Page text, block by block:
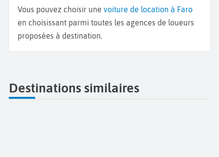
Vous pouvez choisir une voiture de location à Faro
en choisissant parmi toutes les agences de loueurs
proposées à destination.
Destinations similaires